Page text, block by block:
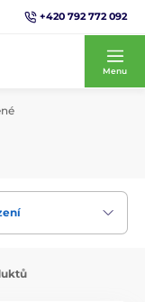
+420 792 772 092
Menu